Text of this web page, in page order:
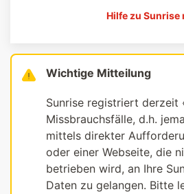
Hilfe zu Sunrise
Wichtige Mitteilung
Sunrise registriert derzeit
Missbrauchsfälle, d.h.
mittels direkter
oder einer Webseite, die
betrieben wird, an Ihre
Daten zu gelangen. Bitte